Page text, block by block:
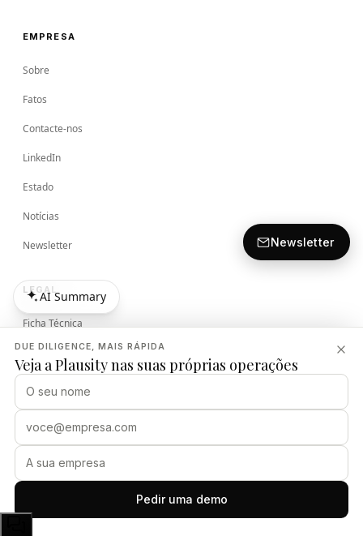
DUE DILIGENCE, MAIS RÁPIDA
Veja a Plausity nas suas próprias operações
Pedir uma demo
EMPRESA
Sobre
Fatos
Contacte-nos
LinkedIn
Estado
Notícias
Newsletter
LEGAL
Ficha Técnica
Termos
Política de Segurança
PLAUSITY
AI Summary
AI Summary
Newsletter